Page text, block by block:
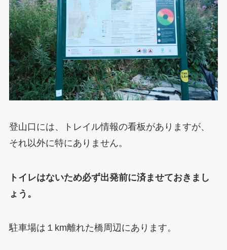
登山口には、トレイル情報の看板がありますが、
それ以外に特にありません。
トイレはないため必ず出発前に済ませておきまし
ょう。
駐車場は１km離れた橋周辺にあります。